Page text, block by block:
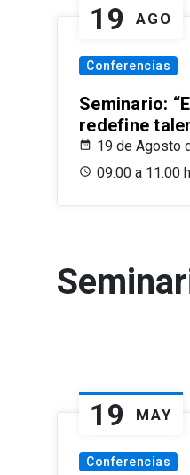
19 AGO
Conferencias
Seminario:
redefine
19 de Agosto
09:00 a 11:00
19 MAY
Conferencias